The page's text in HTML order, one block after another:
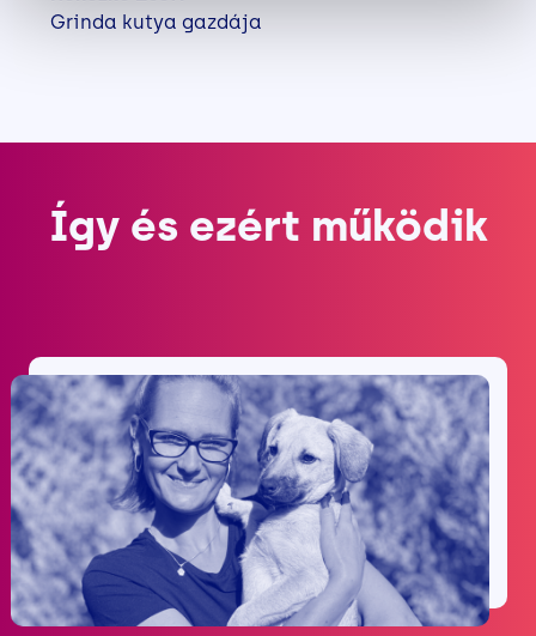
Grinda kutya gazdája
Így és ezért működik